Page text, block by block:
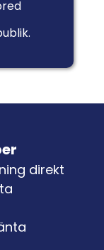
direkt